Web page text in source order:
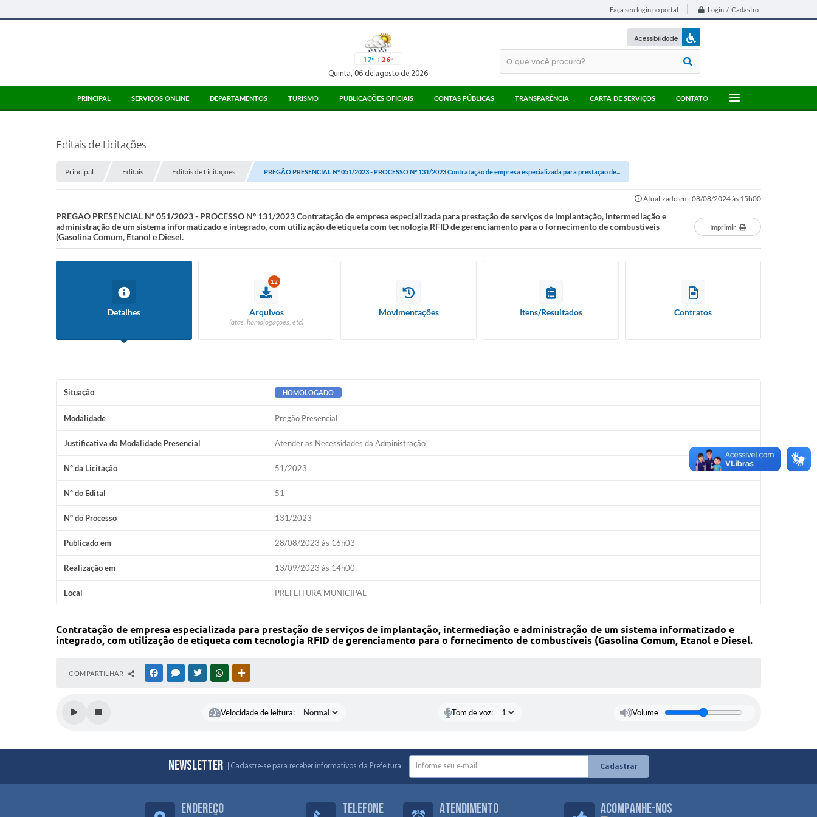
Faça seu login no portal Login / Cadastro
17º 26º
Quinta, 06 de agosto de 2026
Acessibilidade A+
PRINCIPAL SERVIÇOS ONLINE DEPARTAMENTOS TURISMO
PONTO DE INFORMAÇÃO AO TURISTA
PUBLICAÇÕES OFICIAIS
CORONAVÍRUS
CONTAS PÚBLICAS TRANSPARÊNCIA CARTA DE SERVIÇOS CONTATO
Editais de Licitações
Principal Editais Editais de Licitações PREGÃO PRESENCIAL Nº 051/2023 - PROCESSO Nº 131/2023 Contratação de empresa especializada para prestação de...
Atualizado em: 08/08/2024 às 15h00
PREGÃO PRESENCIAL Nº 051/2023 - PROCESSO Nº 131/2023 Contratação de empresa especializada para prestação de serviços de implantação, intermediação e
administração de um sistema informatizado e integrado, com utilização de etiqueta com tecnologia RFID de gerenciamento para o fornecimento de combustíveis
(Gasolina Comum, Etanol e Diesel.
Imprimir
Detalhes
12
Arquivos
(atas, homologações, etc)
Movimentações Itens/Resultados Contratos
Situação HOMOLOGADO
Modalidade Pregão Presencial
Justificativa da Modalidade Presencial Atender as Necessidades da Administração
Nº da Licitação 51/2023
Nº do Edital 51
Nº do Processo 131/2023
Publicado em 28/08/2023 às 16h03
Realização em 13/09/2023 às 14h00
Local PREFEITURA MUNICIPAL
Contratação de empresa especializada para prestação de serviços de implantação, intermediação e administração de um sistema informatizado e
integrado, com utilização de etiqueta com tecnologia RFID de gerenciamento para o fornecimento de combustíveis (Gasolina Comum, Etanol e Diesel.
COMPARTILHAR FACEBOOKMESSENGER
TWITTERWHATSAPP
Velocidade de leitura: Tom de voz: Volume
Newsletter Cadastre-se para receber informativos da Prefeitura Cadastrar
Endereço Telefone Atendimento Acompanhe-nos